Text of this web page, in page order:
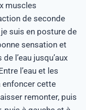
muscles
de seconde
suis en posture de
sensation et
l’eau jusqu’aux
l’eau et les
enfoncer cette
remonter, puis